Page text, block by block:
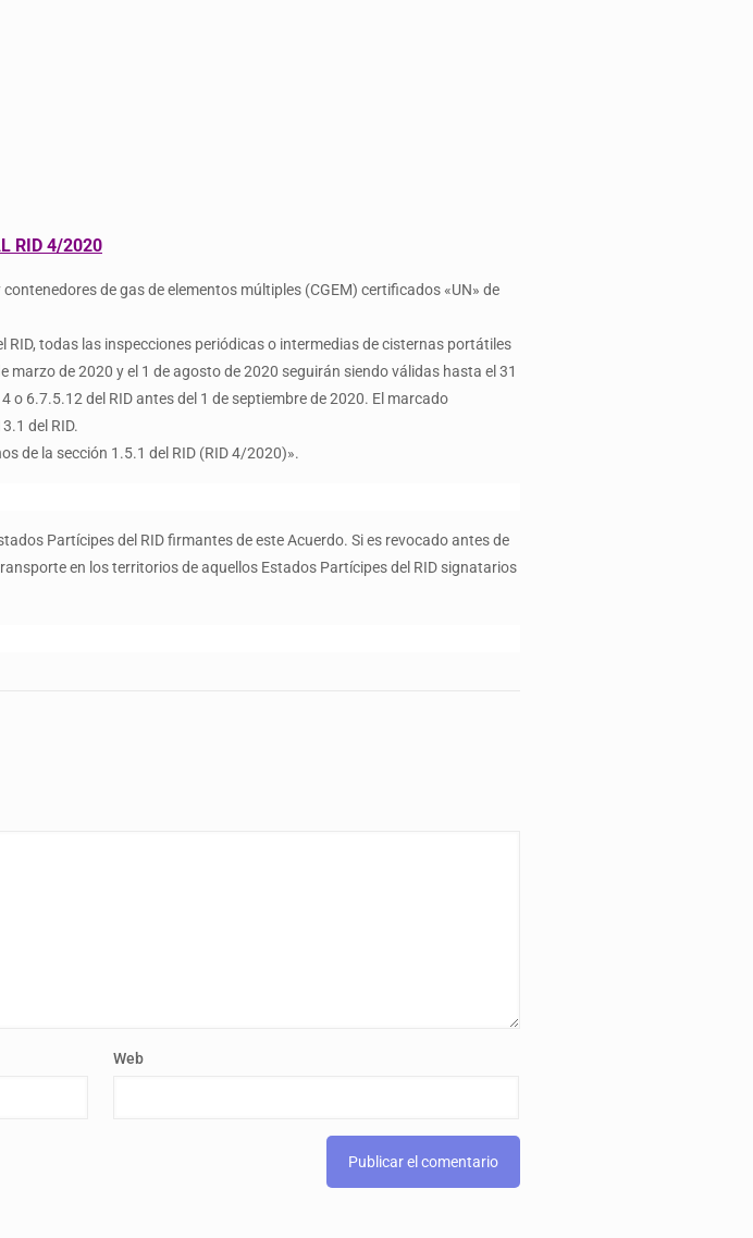
RID 4/2020
de gas de elementos múltiples (CGEM) certificados «UN» de
todas las inspecciones periódicas o intermedias de cisternas portátiles
de 2020 y el 1 de agosto de 2020 seguirán siendo válidas hasta el 31
6.7.5.12 del RID antes del 1 de septiembre de 2020. El marcado
del RID.
de la sección 1.5.1 del RID (RID 4/2020)».
Partícipes del RID firmantes de este Acuerdo. Si es revocado antes de
en los territorios de aquellos Estados Partícipes del RID signatarios
Web